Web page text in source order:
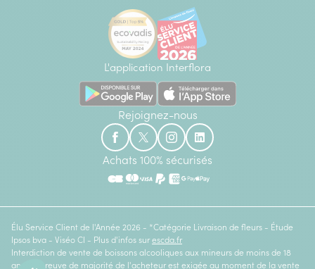
L'application Interflora
Rejoignez-nous
Achats 100% sécurisés
Élu Service Client de l'Année 2026 - *Catégorie Livraison de fleurs - Étude
Ipsos bva - Viséo CI - Plus d'infos sur escda.fr
Interdiction de vente de boissons alcooliques aux mineurs de moins de 18
ans. La preuve de majorité de l'acheteur est exigée au moment de la vente